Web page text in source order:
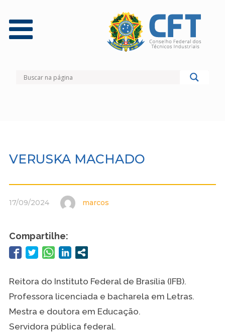
VERUSKA MACHADO
17/09/2024 marcos
Compartilhe:
Reitora do Instituto Federal de Brasília (IFB).
Professora licenciada e bacharela em Letras.
Mestra e doutora em Educação.
Servidora pública federal.